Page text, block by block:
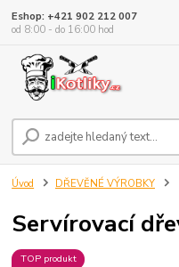
Eshop: +421 902 212 007
od 8:00 - do 16:00 hod
Úvod DŘEVĚNÉ VÝROBKY
Servírovací
TOP produkt